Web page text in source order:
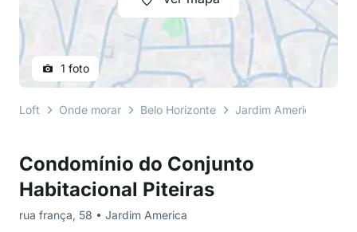
Condomínio do Conjunto
Habitacional Piteiras
rua frança, 58 • Jardim America
1 foto
Loft Onde morar Belo Horizonte Jardim America